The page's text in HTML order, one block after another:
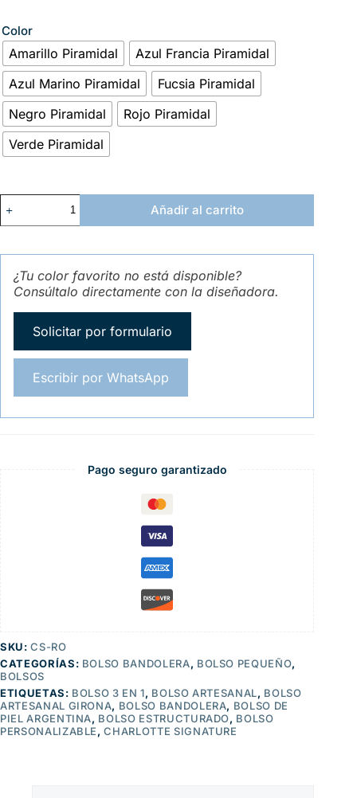
Color
Amarillo Piramidal
Azul Francia Piramidal
Azul Marino Piramidal
Fucsia Piramidal
Negro Piramidal
Rojo Piramidal
Verde Piramidal
Añadir al carrito
¿Tu color favorito no está disponible?
Consúltalo directamente con la diseñadora.
Solicitar por formulario
Escribir por WhatsApp
Pago seguro garantizado
SKU:CS-RO
CATEGORÍAS: BOLSO BANDOLERA, BOLSO PEQUEÑO,
BOLSOS
ETIQUETAS: BOLSO 3 EN 1, BOLSO ARTESANAL, BOLSO
ARTESANAL GIRONA, BOLSO BANDOLERA, BOLSO DE
PIEL ARGENTINA, BOLSO ESTRUCTURADO, BOLSO
PERSONALIZABLE,CHARLOTTE SIGNATURE